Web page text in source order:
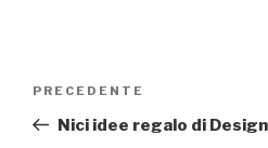
Articolo
precedente:
PRECEDENTE
Nici idee regalo di